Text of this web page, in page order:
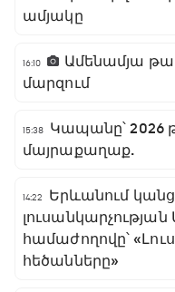
ամյակը
16:10
Ամենամյա
մարզում
15:38
Կապանը՝
մայրաքաղաք.
14:22
Երևանում
համաժողովը՝
հեծանները»